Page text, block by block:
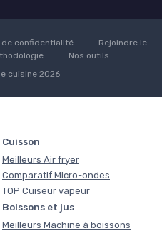
de confidentialité
Rejoindre le
Nos outils
cuisine 2026
Cuisson
Meilleurs Air fryer
Comparatif Micro-ondes
TOP Cuiseur vapeur
Boissons et jus
Meilleurs Machine à boissons